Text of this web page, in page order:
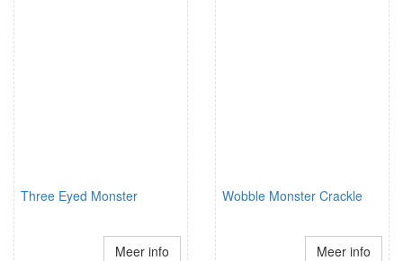
Three Eyed Monster
Meer info
Wobble Monster Crackle
Meer info